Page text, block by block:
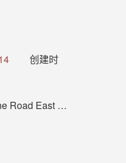
创建时
N1G 2W1, Canada